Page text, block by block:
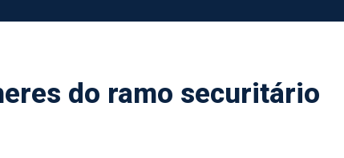
do ramo securitário